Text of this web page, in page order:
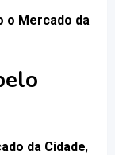
o Mercado da
da Cidade,